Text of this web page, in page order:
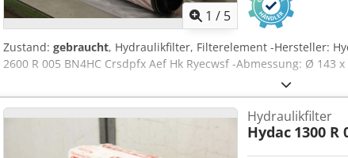
1 / 5
Zustand: gebraucht, Hydraulikfilter, Filterelement -Hersteller:
2600 R 005 BN4HC Crsdpfx Aef Hk Ryecwsf -Abmessung: Ø 143
Hydraulikfilter
Hydac 1300 R